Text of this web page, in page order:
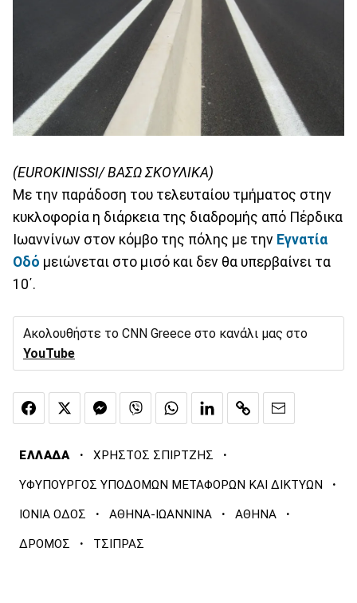
(EUROKINISSI/ ΒΑΣΩ ΣΚΟΥΛΙΚΑ)
Με την παράδοση του τελευταίου τμήματος στην
κυκλοφορία η διάρκεια της διαδρομής από Πέρδικα
Ιωαννίνων στον κόμβο της πόλης με την Εγνατία
Οδό μειώνεται στο μισό και δεν θα υπερβαίνει τα
10΄.
Ακολουθήστε το CNN Greece στο κανάλι μας στο
YouTube
ΕΛΛΑΔΑ · ΧΡΗΣΤΟΣ ΣΠΙΡΤΖΗΣ ·
ΥΦΥΠΟΥΡΓΟΣ ΥΠΟΔΟΜΩΝ ΜΕΤΑΦΟΡΩΝ ΚΑΙ ΔΙΚΤΥΩΝ ·
ΙΟΝΙΑ ΟΔΟΣ · ΑΘΗΝΑ-ΙΩΑΝΝΙΝΑ · ΑΘΗΝΑ ·
ΔΡΟΜΟΣ · ΤΣΙΠΡΑΣ